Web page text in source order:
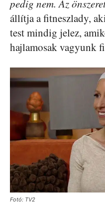
pedig nem. Az
állítja a fitneszlady,
test mindig jelez,
hajlamosak vagyunk
Fotó: TV2